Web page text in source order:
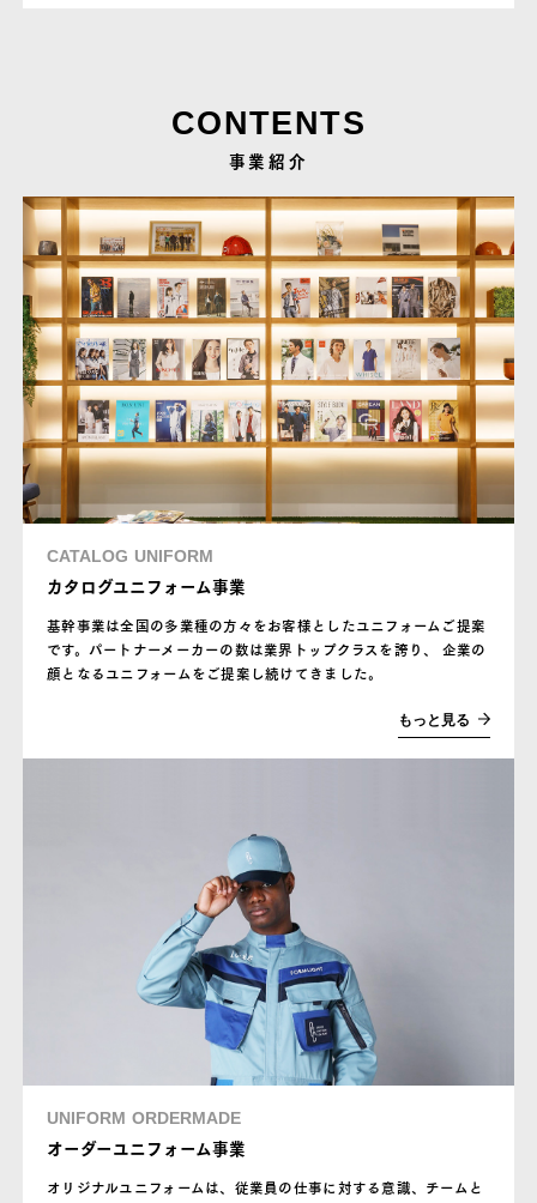
CONTENTS
事業紹介
CATALOG UNIFORM
カタログユニフォーム事業
基幹事業は全国の多業種の方々をお客様としたユニフォームご提案
です。パートナーメーカーの数は業界トップクラスを誇り、 企業の
顔となるユニフォームをご提案し続けてきました。
もっと見る
UNIFORM ORDERMADE
オーダーユニフォーム事業
オリジナルユニフォームは、従業員の仕事に対する意識、チームと